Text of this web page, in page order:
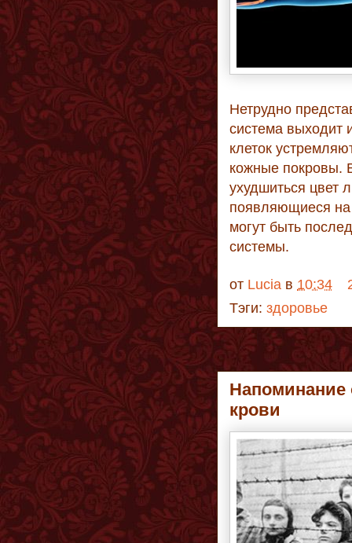
Нетрудно
система выходит
клеток
кожные покровы.
ухудшиться цвет
появляющиеся на
могут быть
системы.
от Lucia в 10:34
Тэги: здоровье
Напоминание
крови